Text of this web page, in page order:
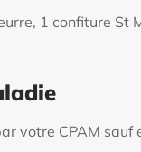
1 confiture
votre CPAM